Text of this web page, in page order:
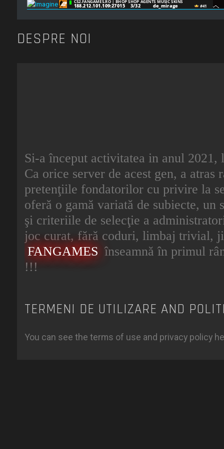
DESPRE NOI
Si-a început activitatea in anul
Ca orice server de acest gen, a
pretenţiile fondatorilor cu privire la
oferă o gamă variată de subiecte,
şi criteriile de selecţie a
joc curat, fără coduri, limbaj trivial,
FANGAMES înseamnă în primul
!!!
TERMENI DE UTILIZARE AND
You can see the terms of use and privacy policy